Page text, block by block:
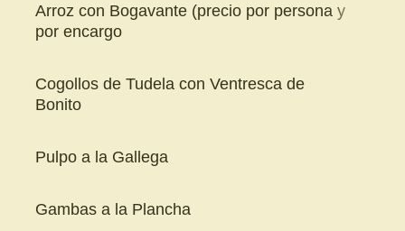
Arroz con Bogavante (precio por persona y
por encargo
Cogollos de Tudela con Ventresca de
Bonito
Pulpo a la Gallega
Gambas a la Plancha